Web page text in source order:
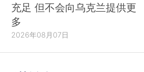
充足 但不会向乌克兰提供更
多
2026年08月07日